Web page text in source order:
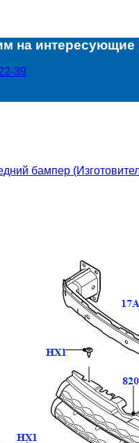
на
39
бампер